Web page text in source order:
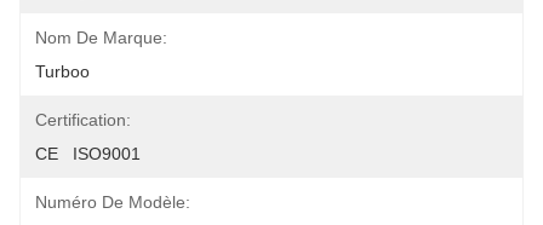
Nom De Marque:
Turboo
Certification:
CE   ISO9001
Numéro De Modèle: